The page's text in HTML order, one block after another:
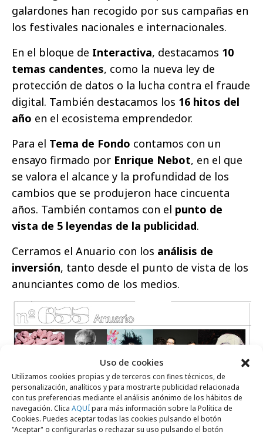
Uso de cookies
Utilizamos cookies propias y de terceros con fines técnicos, de
personalización, analíticos y para mostrarte publicidad relacionada
con tus preferencias mediante el análisis anónimo de los hábitos de
navegación. Clica AQUÍpara más información sobre la Política de
Cookies. Puedes aceptar todas las cookies pulsando el botón
"Aceptar" o configurarlas o rechazar su uso pulsando el botón
galardones han recogido por sus campañas en
los festivales nacionales e internacionales.
En el bloque de Interactiva, destacamos 10
temas candentes, como la nueva ley de
protección de datos o la lucha contra el fraude
digital. También destacamos los 16 hitos del
año en el ecosistema emprendedor.
Para el Tema de Fondo contamos con un
ensayo firmado por Enrique Nebot, en el que
se valora el alcance y la profundidad de los
cambios que se produjeron hace cincuenta
años. También contamos con el punto de
vista de 5 leyendas de la publicidad.
Cerramos el Anuario con los análisis de
inversión, tanto desde el punto de vista de los
anunciantes como de los medios.